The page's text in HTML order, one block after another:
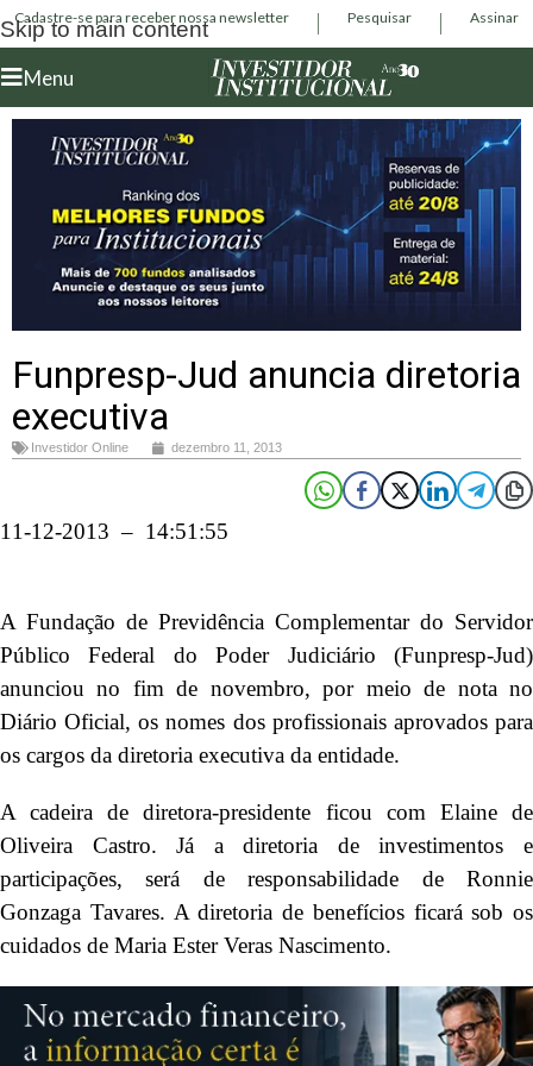
Skip to main content
Cadastre-se para receber nossa newsletter Pesquisar Assinar
Menu
Funpresp-Jud anuncia diretoria
executiva
Investidor Online dezembro 11, 2013
11-12-2013 – 14:51:55
A Fundação de Previdência Complementar do Servidor
Público Federal do Poder Judiciário (Funpresp-Jud)
anunciou no fim de novembro, por meio de nota no
Diário Oficial, os nomes dos profissionais aprovados para
os cargos da diretoria executiva da entidade.
A cadeira de diretora-presidente ficou com Elaine de
Oliveira Castro. Já a diretoria de investimentos e
participações, será de responsabilidade de Ronnie
Gonzaga Tavares. A diretoria de benefícios ficará sob os
cuidados de Maria Ester Veras Nascimento.